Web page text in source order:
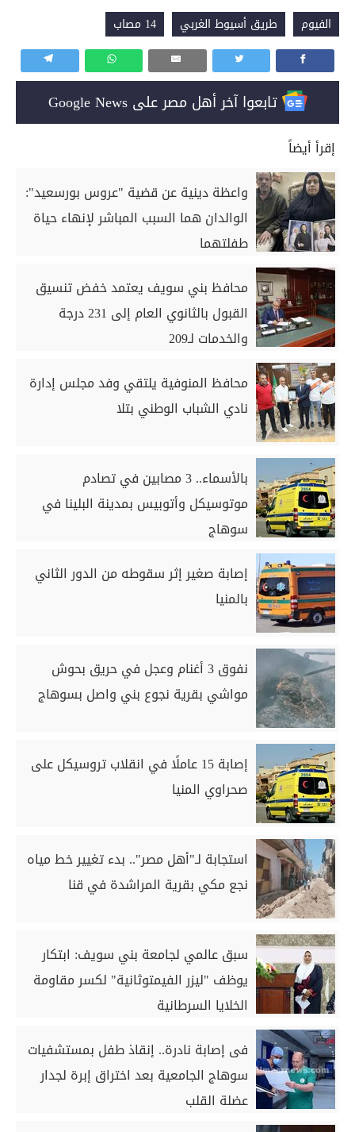
الفيوم طريق أسيوط الغربي 14 مصاب
تابعوا آخر أهل مصر على Google News
إقرأ أيضاً
واعظة دينية عن قضية "عروس بورسعيد":
الوالدان هما السبب المباشر لإنهاء حياة
طفلتهما
محافظ بني سويف يعتمد خفض تنسيق
القبول بالثانوي العام إلى 231 درجة
والخدمات لـ209
محافظ المنوفية يلتقي وفد مجلس إدارة
نادي الشباب الوطني بتلا
بالأسماء.. 3 مصابين في تصادم
موتوسيكل وأتوبيس بمدينة البلينا في
سوهاج
إصابة صغير إثر سقوطه من الدور الثاني
بالمنيا
نفوق 3 أغنام وعجل في حريق بحوش
مواشي بقرية نجوع بني واصل بسوهاج
إصابة 15 عاملًا في انقلاب تروسيكل على
صحراوي المنيا
استجابة لـ"أهل مصر".. بدء تغيير خط مياه
نجع مكي بقرية المراشدة في قنا
سبق عالمي لجامعة بني سويف: ابتكار
يوظف "ليزر الفيمتوثانية" لكسر مقاومة
الخلايا السرطانية
فى إصابة نادرة.. إنقاذ طفل بمستشفيات
سوهاج الجامعية بعد اختراق إبرة لجدار
عضلة القلب